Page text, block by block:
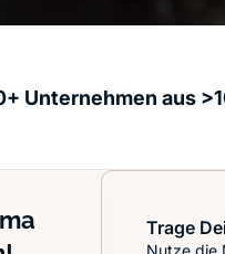
Unternehmen aus
Trage
Nutze die